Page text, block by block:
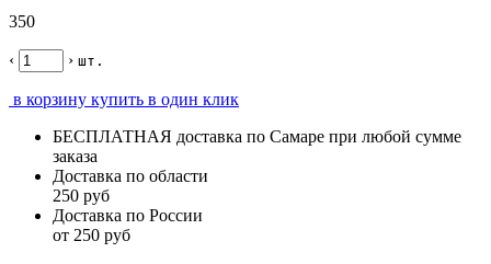
350
‹ › шт.
в корзину купить в один клик
БЕСПЛАТНАЯ доставка по Самаре при любой сумме
заказа
Доставка по области
250 руб
Доставка по России
от 250 руб